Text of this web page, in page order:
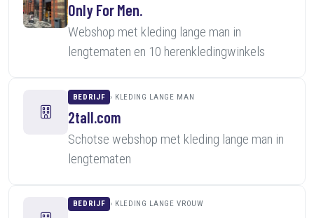
Only For Men.
Webshop met kleding lange man in
lengtematen en 10 herenkledingwinkels
BEDRIJF KLEDING LANGE MAN
2tall.com
Schotse webshop met kleding lange man in
lengtematen
BEDRIJF KLEDING LANGE VROUW